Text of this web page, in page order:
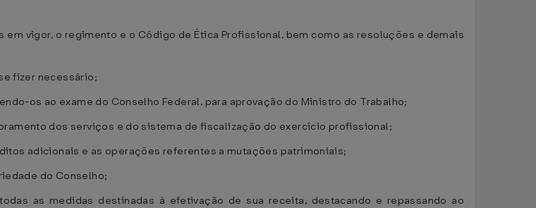
vigor, o regimento e o Código de Ética Profissional, bem como as resoluções e demais
fizer necessário;
os ao exame do Conselho Federal, para aprovação do Ministro do Trabalho;
dos serviços e do sistema de fiscalização do exercício profissional;
adicionais e as operações referentes a mutações patrimoniais;
do Conselho;
as medidas destinadas à efetivação de sua receita, destacando e repassando ao